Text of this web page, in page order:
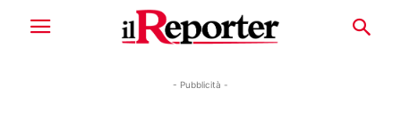
- Pubblicità -